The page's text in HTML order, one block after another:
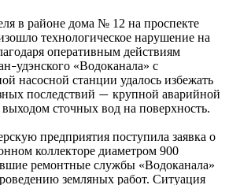
в районе дома № 12 на проспекте
технологическое нарушение на
оперативным действиям
–удэнского «Водоканала» с
насосной станции удалось избежать
последствий — крупной аварийной
сточных вод на поверхность.
предприятия поступила заявка о
коллекторе диаметром 900
ремонтные службы «Водоканала»
земляных работ. Ситуация